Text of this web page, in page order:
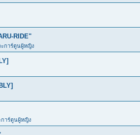
RIDE"
การ์ตูนผู้หญิง
การ์ตูนผู้หญิง